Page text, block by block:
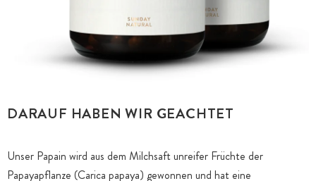
DARAUF HABEN WIR GEACHTET
Unser Papain wird aus dem Milchsaft unreifer Früchte der
Papayapflanze (Carica papaya) gewonnen und hat eine